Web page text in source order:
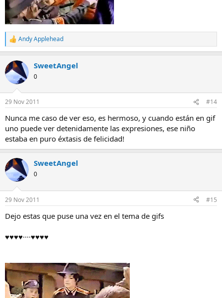
R
e
c
c
i
n
e
:
Andy Applehead
SweetAngel
0
29 Nov 2011 #14
Nunca me caso de ver eso, es hermoso, y cuando están en gif
uno puede ver detenidamente las expresiones, ese niño
estaba en puro éxtasis de felicidad!
SweetAngel
0
29 Nov 2011 #15
Dejo estas que puse una vez en el tema de gifs
♥♥♥♥····♥♥♥♥